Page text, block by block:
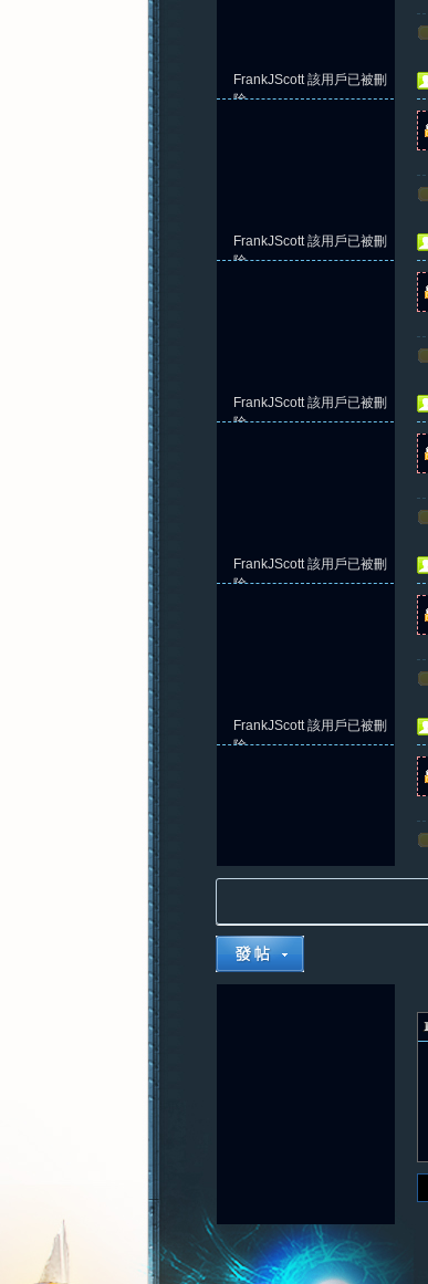
元
FrankJScott該用戶已被刪
除
FrankJScott該用戶已被刪
除
FrankJScott該用戶已被刪
除
FrankJScott該用戶已被刪
除
FrankJScott該用戶已被刪
除